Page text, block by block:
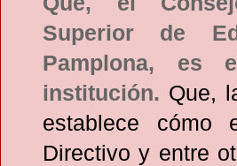
Superior de
Pamplona, es
institución. Que,
establece cómo
Directivo y entre